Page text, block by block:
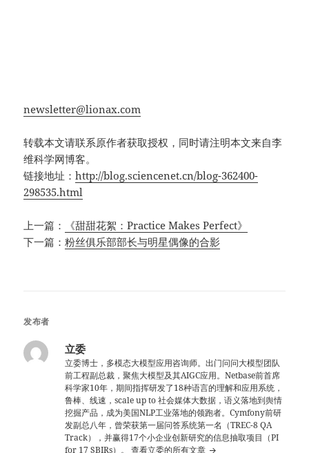
newsletter@lionax.com
转载本文请联系原作者获取授权，同时请注明本文来自李
维科学网博客。
链接地址：http://blog.sciencenet.cn/blog-362400-
298535.html
上一篇：
《甜甜花絮：Practice Makes Perfect》
下一篇：粉丝俱乐部部长与明星偶像的合影
发布者
立委
立委博士，多模态大模型应用咨询师。出门问问大模型团队
前工程副总裁，聚焦大模型及其AIGC应用。Netbase前首席
科学家10年，期间指挥研发了18种语言的理解和应用系统，
鲁棒、线速，scale up to 社会媒体大数据，语义落地到舆情
挖掘产品，成为美国NLP工业落地的领跑者。Cymfony前研
发副总八年，曾荣获第一届问答系统第一名（TREC-8 QA
Track），并赢得17个小企业创新研究的信息抽取项目（PI
for 17 SBIRs）。查看立委的所有文章